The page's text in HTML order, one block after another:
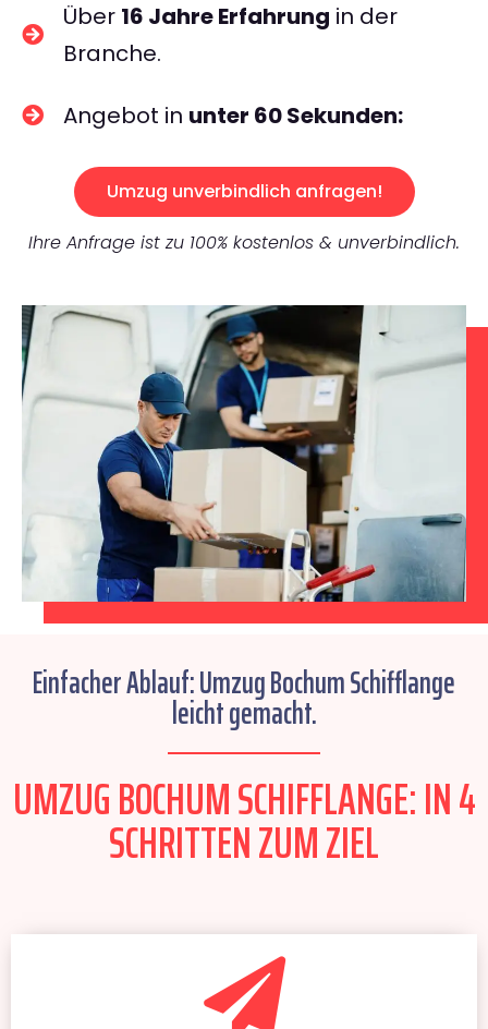
Über 16 Jahre Erfahrung in der
Branche.
Angebot in unter 60 Sekunden:
Umzug unverbindlich anfragen!
Ihre Anfrage ist zu 100% kostenlos & unverbindlich.
Einfacher Ablauf: Umzug Bochum Schifflange
leicht gemacht.
UMZUG BOCHUM SCHIFFLANGE: IN 4
SCHRITTEN ZUM ZIEL